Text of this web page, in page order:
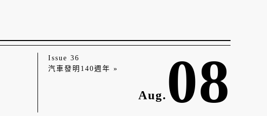
Issue 36
汽車發明140週年 »
Aug. 08